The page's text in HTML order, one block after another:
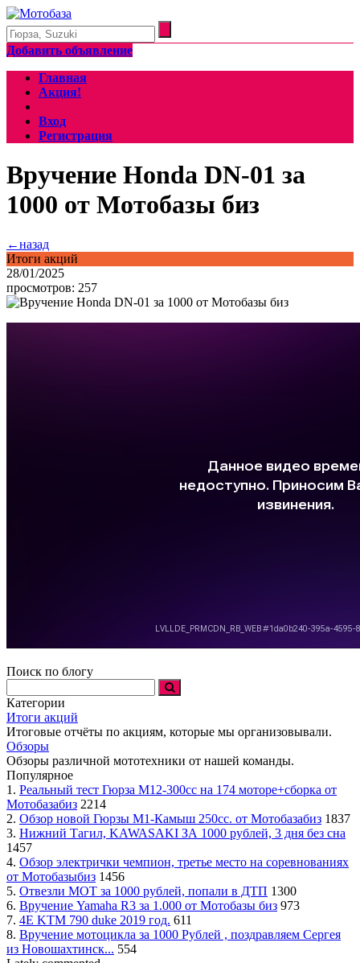
Добавить объявление
Главная
Акция!
Вход
Регистрация
Вручение Honda DN-01 за
1000 от Мотобазы биз
←назад
Итоги акций
28/01/2025
просмотров: 257
Поиск по блогу
Категории
Итоги акций
Итоговые отчёты по акциям, которые мы организовывали.
Обзоры
Обзоры различной мототехники от нашей команды.
Популярное
1. Реальный тест Гюрза М12-300сс на 174 моторе+сборка от
Мотобазабиз 2214
2. Обзор новой Гюрзы М1-Камыш 250сс. от Мотобазабиз 1837
3. Нижний Тагил, KAWASAKI ЗА 1000 рублей, 3 дня без сна
1457
4. Обзор электрички чемпион, третье место на соревнованиях
от Мотобазыбиз 1456
5. Отвезли МОТ за 1000 рублей, попали в ДТП 1300
6. Вручение Yamaha R3 за 1.000 от Мотобазы биз 973
7. 4Е KTM 790 duke 2019 год. 611
8. Вручение мотоцикла за 1000 Рублей , поздравляем Сергея
из Новошахтинск... 554